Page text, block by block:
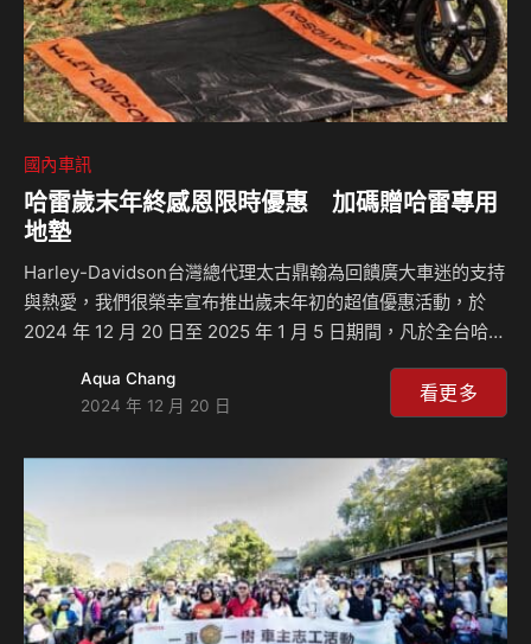
國內車訊
哈雷歲末年終感恩限時優惠 加碼贈哈雷專用
地墊
Harley-Davidson台灣總代理太古鼎翰為回饋廣大車迷的支持
與熱愛，我們很榮幸宣布推出歲末年初的超值優惠活動，於
2024 年 12 月 20 日至 2025 年 1 月 5 日期間，凡於全台哈雷
(市值NT$3,000 元)，數量有限，送完為止。 限量地墊特色介
紹： 這款限量地墊設計獨特且實用，不僅能陪伴您深入鄉野
值，完美彰顯哈雷品牌精神——自由、熱情、冒險。無論您是
新手騎士還是忠實車迷，這份精美禮品都能為您的哈雷旅程增
添亮點！機會難得，錯過不在。就在2024 歲末，與哈雷一起
迎…
Aqua Chang
2024 年 12 月 20 日
看更多